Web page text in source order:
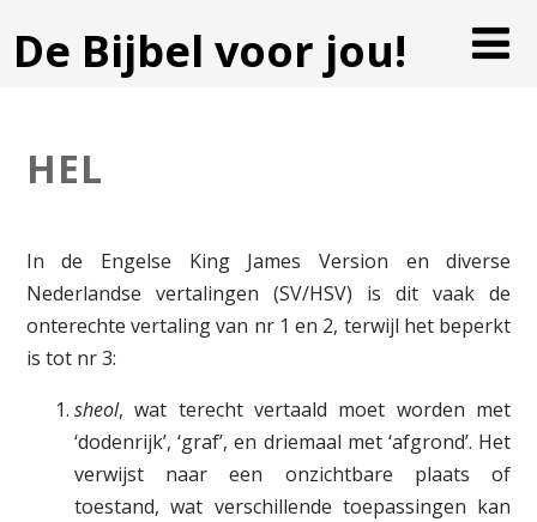
De Bijbel voor jou!
HEL
In de Engelse King James Version en diverse
Nederlandse vertalingen (SV/HSV) is dit vaak de
onterechte vertaling van nr 1 en 2, terwijl het beperkt
is tot nr 3:
sheol, wat terecht vertaald moet worden met
‘dodenrijk’, ‘graf’, en driemaal met ‘afgrond’. Het
verwijst naar een onzichtbare plaats of
toestand, wat verschillende toepassingen kan